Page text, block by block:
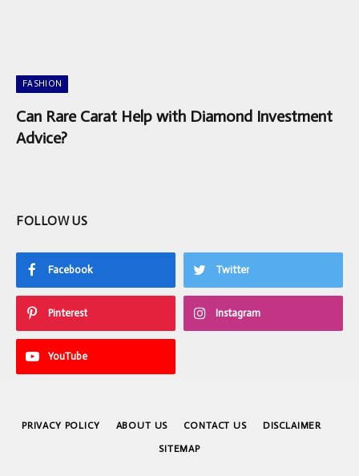
FASHION
Can Rare Carat Help with Diamond Investment
Advice?
FOLLOW US
Facebook Twitter
Pinterest Instagram
YouTube
PRIVACY POLICY ABOUT US CONTACT US DISCLAIMER
SITEMAP